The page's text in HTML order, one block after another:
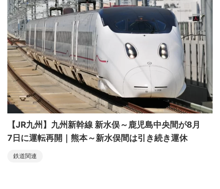
【JR九州】九州新幹線 新水俣～鹿児島中央間が8月
7日に運転再開｜熊本～新水俣間は引き続き運休
鉄道関連